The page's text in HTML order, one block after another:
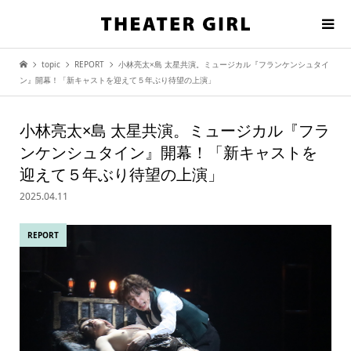
topic REPORT
小林亮太×島 太星共演。ミュージカル『フランケンシュタイ
ン』開幕！「新キャストを迎えて５年ぶり待望の上演」
小林亮太×島 太星共演。ミュージカル『フラ
ンケンシュタイン』開幕！「新キャストを
迎えて５年ぶり待望の上演」
2025.04.11
REPORT